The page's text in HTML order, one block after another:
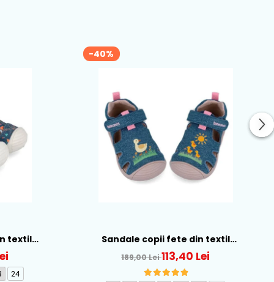
textil
A556
24
-40%
Sandale copii fete din textil
Biomecanics, Albastru - 262178-A371
189,00 Lei113,40 Lei